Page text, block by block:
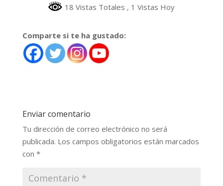
18 Vistas Totales , 1 Vistas Hoy
Comparte si te ha gustado:
Enviar comentario
Tu dirección de correo electrónico no será
publicada. Los campos obligatorios están marcados
con *